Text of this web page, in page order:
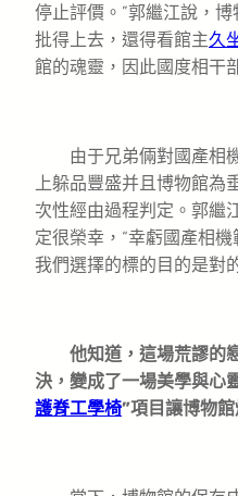
停止評價。”郭繼江說，
批得上去，還得看館主久
館的魂靈，因此國度相干
由于兄弟倆對國產相機
上躲品豐盛并且博物館為
次性經由過程判定。郭繼
定很榮幸，“幸虧國產相
我們選擇的標的目的是對
他知道，這場荒謬的戀
決，變成了一場美學與心
護脊工學椅”項目讓博物